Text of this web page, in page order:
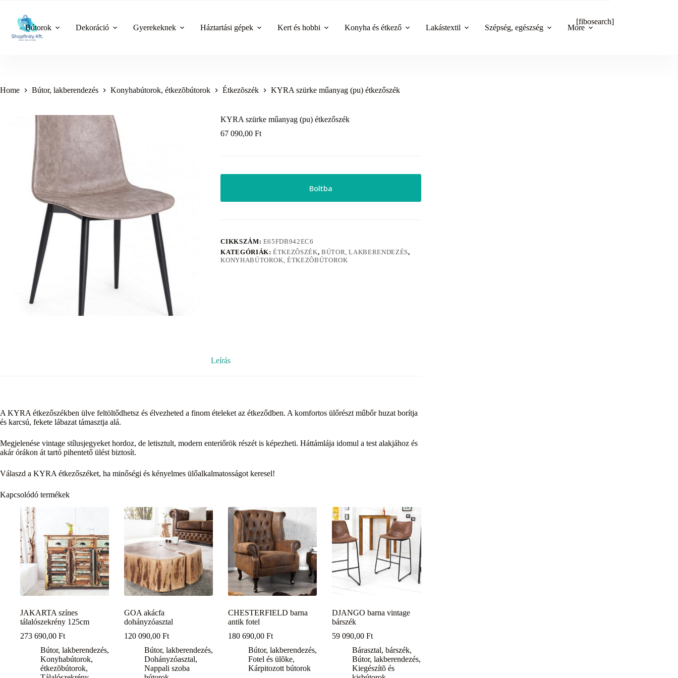
content
Bútorok Dekoráció Gyerekeknek Háztartási gépek Kert és hobbi Konyha és étkező Lakástextil Szépség, egészség More
[fibosearch]
Home Bútor, lakberendezés Konyhabútorok, étkezõbútorok Étkezõszék KYRA szürke műanyag (pu) étkezőszék
KYRA szürke műanyag (pu) étkezőszék
67 090,00Ft
Boltba
CIKKSZÁM: E65FDB942EC6
KATEGÓRIÁK:ÉTKEZÕSZÉK, BÚTOR, LAKBERENDEZÉS,
KONYHABÚTOROK, ÉTKEZÕBÚTOROK
Leírás
A KYRA étkezőszékben ülve feltöltődhetsz és élvezheted a finom ételeket az étkeződben. A komfortos ülőrészt műbőr huzat borítja
és karcsú, fekete lábazat támasztja alá.
Megjelenése vintage stílusjegyeket hordoz, de letisztult, modern enteriőrök részét is képezheti. Háttámlája idomul a test alakjához és
akár órákon át tartó pihentető ülést biztosít.
Válaszd a KYRA étkezőszéket, ha minőségi és kényelmes ülőalkalmatosságot keresel!
Kapcsolódó termékek
JAKARTA színes
tálalószekrény 125cm
273 690,00 Ft
Bútor, lakberendezés,
Konyhabútorok,
étkezõbútorok,
GOA akácfa
dohányzóasztal
120 090,00Ft
Bútor, lakberendezés,
Dohányzóasztal,
Nappali szoba
CHESTERFIELD barna
antik fotel
180 690,00Ft
Bútor, lakberendezés,
Fotel és ülõke,
Kárpitozott bútorok
DJANGO barna vintage
bárszék
59 090,00Ft
Bárasztal, bárszék,
Bútor, lakberendezés,
Kiegészítõ és